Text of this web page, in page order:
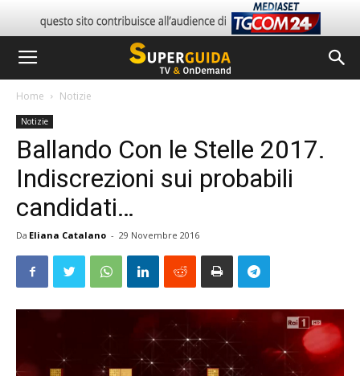
Home Notizie
Notizie
Ballando Con le Stelle 2017.
Indiscrezioni sui probabili
candidati…
Da Eliana Catalano - 29 Novembre 2016